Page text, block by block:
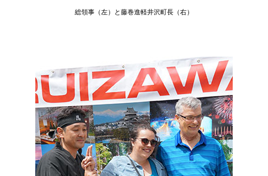
総領事（左）と藤巻進軽井沢町長（右）